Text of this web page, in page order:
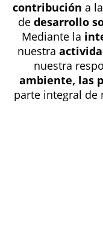
contribución a
de desarrollo
Mediante la
nuestra
nuestra
ambiente, las
parte integral de